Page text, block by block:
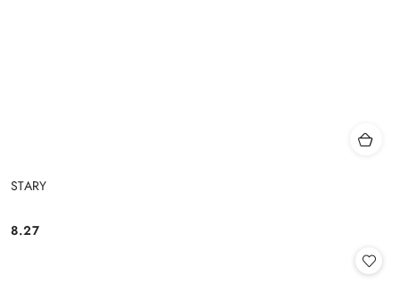
STARY
Cena:
8.27